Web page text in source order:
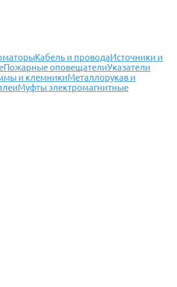
Кабель и проводаИсточники и
Пожарные оповещателиУказатели
и клемникиМеталлорукав и
Муфты электромагнитные